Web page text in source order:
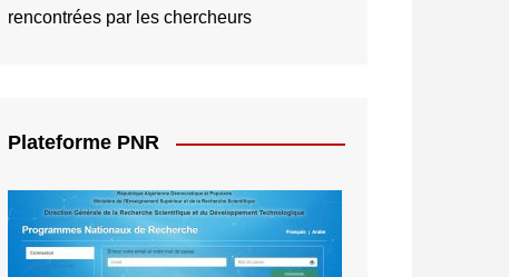
rencontrées par les chercheurs
Plateforme PNR